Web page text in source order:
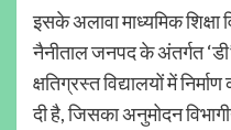
इसके अलावा माध्यमिक शिक्षा
नैनीताल जनपद के अंतर्गत
क्षतिग्रस्त विद्यालयों में
दी है, जिसका अनुमोदन